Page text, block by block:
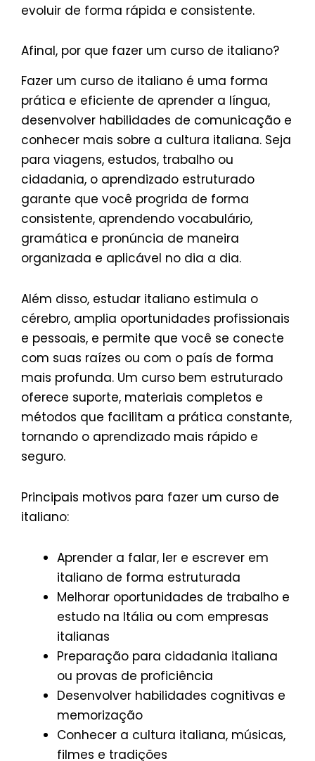
evoluir de forma rápida e consistente.
Afinal, por que fazer um curso de italiano?
Fazer um curso de italiano é uma forma
prática e eficiente de aprender a língua,
desenvolver habilidades de comunicação e
conhecer mais sobre a cultura italiana. Seja
para viagens, estudos, trabalho ou
cidadania, o aprendizado estruturado
garante que você progrida de forma
consistente, aprendendo vocabulário,
gramática e pronúncia de maneira
organizada e aplicável no dia a dia.
Além disso, estudar italiano estimula o
cérebro, amplia oportunidades profissionais
e pessoais, e permite que você se conecte
com suas raízes ou com o país de forma
mais profunda. Um curso bem estruturado
oferece suporte, materiais completos e
métodos que facilitam a prática constante,
tornando o aprendizado mais rápido e
seguro.
Principais motivos para fazer um curso de
italiano:
Aprender a falar, ler e escrever em
italiano de forma estruturada
Melhorar oportunidades de trabalho e
estudo na Itália ou com empresas
italianas
Preparação para cidadania italiana
ou provas de proficiência
Desenvolver habilidades cognitivas e
memorização
Conhecer a cultura italiana, músicas,
filmes e tradições